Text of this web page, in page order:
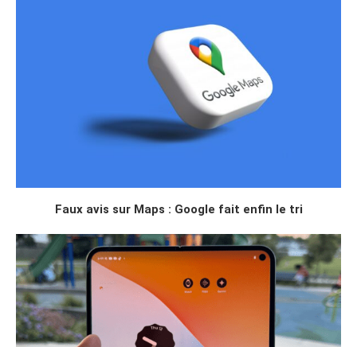
Faux avis sur Maps : Google fait enfin le tri